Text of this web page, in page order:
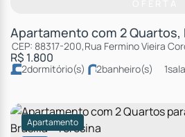
Apartamento com 2
R$ 1.800
CEP: 88317-200,Rua Fermino Vieira
2dormitório(s) 2banheiro(s) 1
Apartamento